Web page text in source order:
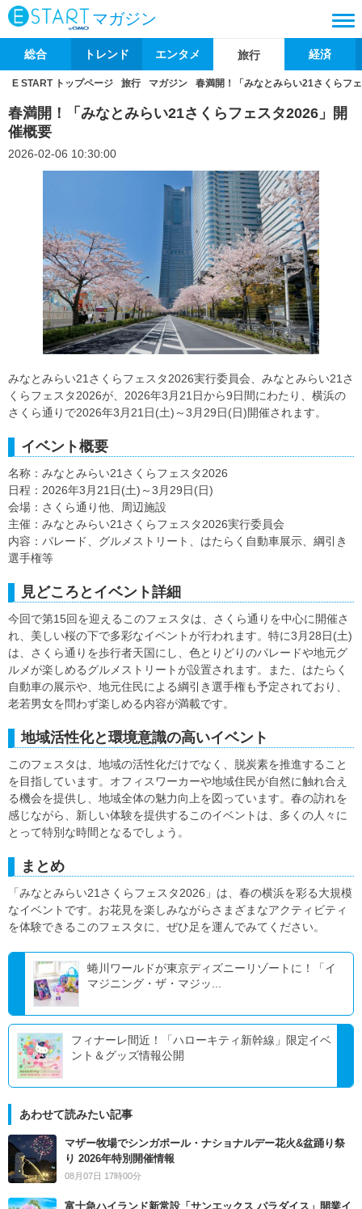
マガジン
総合 トレンド エンタメ 旅行 経済
E START トップページ 旅行 マガジン 春満開！「みなとみらい21さくらフ
春満開！「みなとみらい21さくらフェスタ2026」開
催概要
2026-02-06 10:30:00
みなとみらい21さくらフェスタ2026実行委員会、みなとみらい21さ
くらフェスタ2026が、2026年3月21日から9日間にわたり、横浜の
さくら通りで2026年3月21日(土)～3月29日(日)開催されます。
イベント概要
名称：みなとみらい21さくらフェスタ2026
日程：2026年3月21日(土)～3月29日(日)
会場：さくら通り他、周辺施設
主催：みなとみらい21さくらフェスタ2026実行委員会
内容：パレード、グルメストリート、はたらく自動車展示、綱引き
選手権等
見どころとイベント詳細
今回で第15回を迎えるこのフェスタは、さくら通りを中心に開催さ
れ、美しい桜の下で多彩なイベントが行われます。特に3月28日(土)
は、さくら通りを歩行者天国にし、色とりどりのパレードや地元グ
ルメが楽しめるグルメストリートが設置されます。また、はたらく
自動車の展示や、地元住民による綱引き選手権も予定されており、
老若男女を問わず楽しめる内容が満載です。
地域活性化と環境意識の高いイベント
このフェスタは、地域の活性化だけでなく、脱炭素を推進すること
を目指しています。オフィスワーカーや地域住民が自然に触れ合え
る機会を提供し、地域全体の魅力向上を図っています。春の訪れを
感じながら、新しい体験を提供するこのイベントは、多くの人々に
とって特別な時間となるでしょう。
まとめ
「みなとみらい21さくらフェスタ2026」は、春の横浜を彩る大規模
なイベントです。お花見を楽しみながらさまざまなアクティビティ
を体験できるこのフェスタに、ぜひ足を運んでみてください。
蜷川ワールドが東京ディズニーリゾートに！「イ
マジニング・ザ・マジッ...
フィナーレ間近！「ハローキティ新幹線」限定イベ
ント＆グッズ情報公開
あわせて読みたい記事
マザー牧場でシンガポール・ナショナルデー花火&盆踊り祭
り 2026年特別開催情報
08月07日 17時00分
富士急ハイランド新常設「サンエックス パラダイス」開業イ